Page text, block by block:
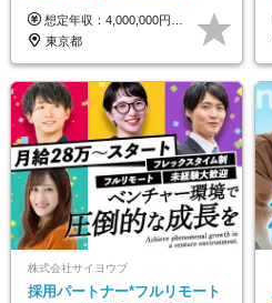
想定年収：4,000,000円 ～ 8,000,000円 月給：288,000円 ～ 570,000円 ※ご経験・能力に応じて決定いたします。 ※上記額にはみなし残業代を含みます。 ※超過分は全額支給いたします。 ※みなし残業代 45,000円 ～ 89,050円／月 ※みなし残業時間 20時間／月 ※試用期間：3ヶ月（試用期間中の待遇に差異はありません） 【固定残業代について】 固定残業20時間分（45,000円～89,050円）を含む ※超過分は別途全額支給
東京都
株式会社サイヨウブ
採用パートナー*フルリモート